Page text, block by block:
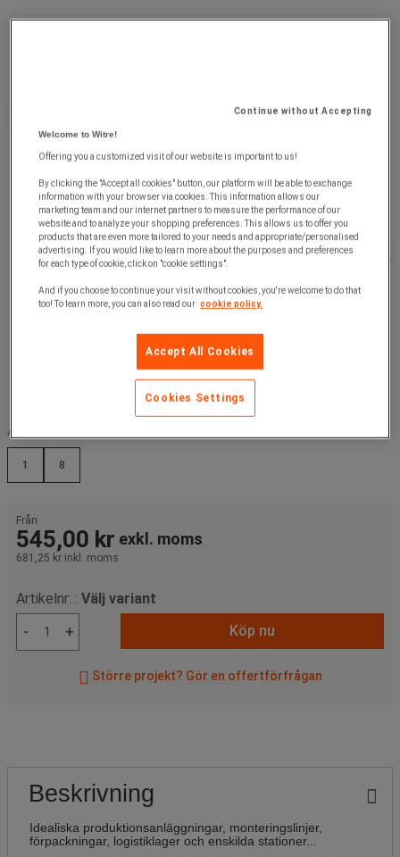
Antal delar :
1 8
Från
545,00 kr exkl. moms
681,25 kr inkl. moms
Artikelnr: : Välj variant
-
+ Köp nu
Större projekt? Gör en offertförfrågan
Beskrivning
Idealiska produktionsanläggningar, monteringslinjer,
förpackningar, logistiklager och enskilda stationer...
Continue without Accepting
Welcome to Witre!
Offering you a customized visit of our website is important to us!
By clicking the "Accept all cookies" button, our platform will be able to exchange
information with your browser via cookies. This information allows our
marketing team and our internet partners to measure the performance of our
website and to analyze your shopping preferences. This allows us to offer you
products that are even more tailored to your needs and appropriate/personalised
advertising. If you would like to learn more about the purposes and preferences
for each type of cookie, click on "cookie settings".
And if you choose to continue your visit without cookies, you're welcome to do that
too! To learn more, you can also read our cookie policy.
Accept All Cookies
Cookies Settings